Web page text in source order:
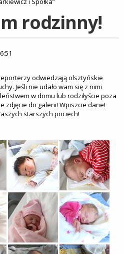
rodzinny!
odwiedzają olsztyńskie
Jeśli nie udało wam się z nimi
w domu lub rodziłyście poza
zdjęcie do galerii! Wpiszcie dane!
starszych pociech!